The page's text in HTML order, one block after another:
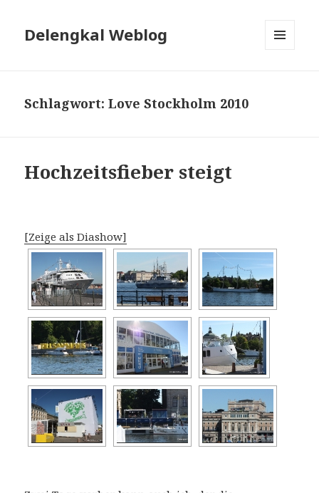
Delengkal Weblog
Schlagwort:Love Stockholm 2010
Hochzeitsfieber steigt
[Zeige als Diashow]